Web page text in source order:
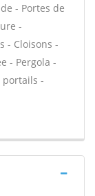
- Portes de
-
- Cloisons -
- Pergola -
-